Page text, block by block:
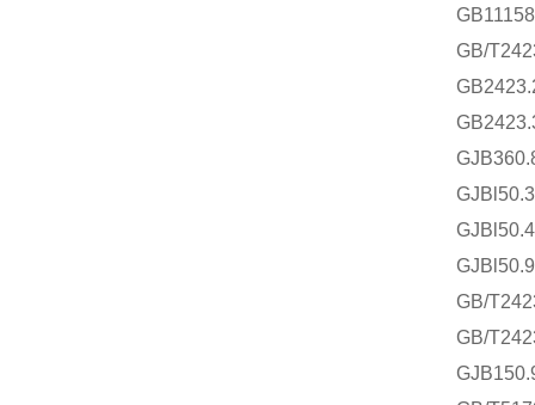
GB/
GB/
GB/